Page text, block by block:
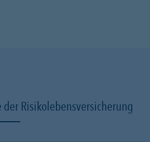
der Risikolebensversicherung